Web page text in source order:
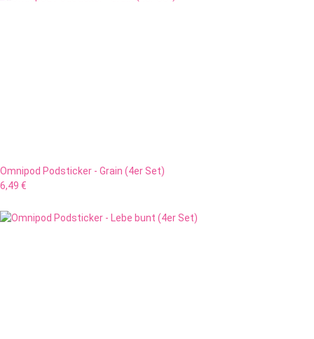
Omnipod Podsticker - Grain (4er Set)
6,49 €